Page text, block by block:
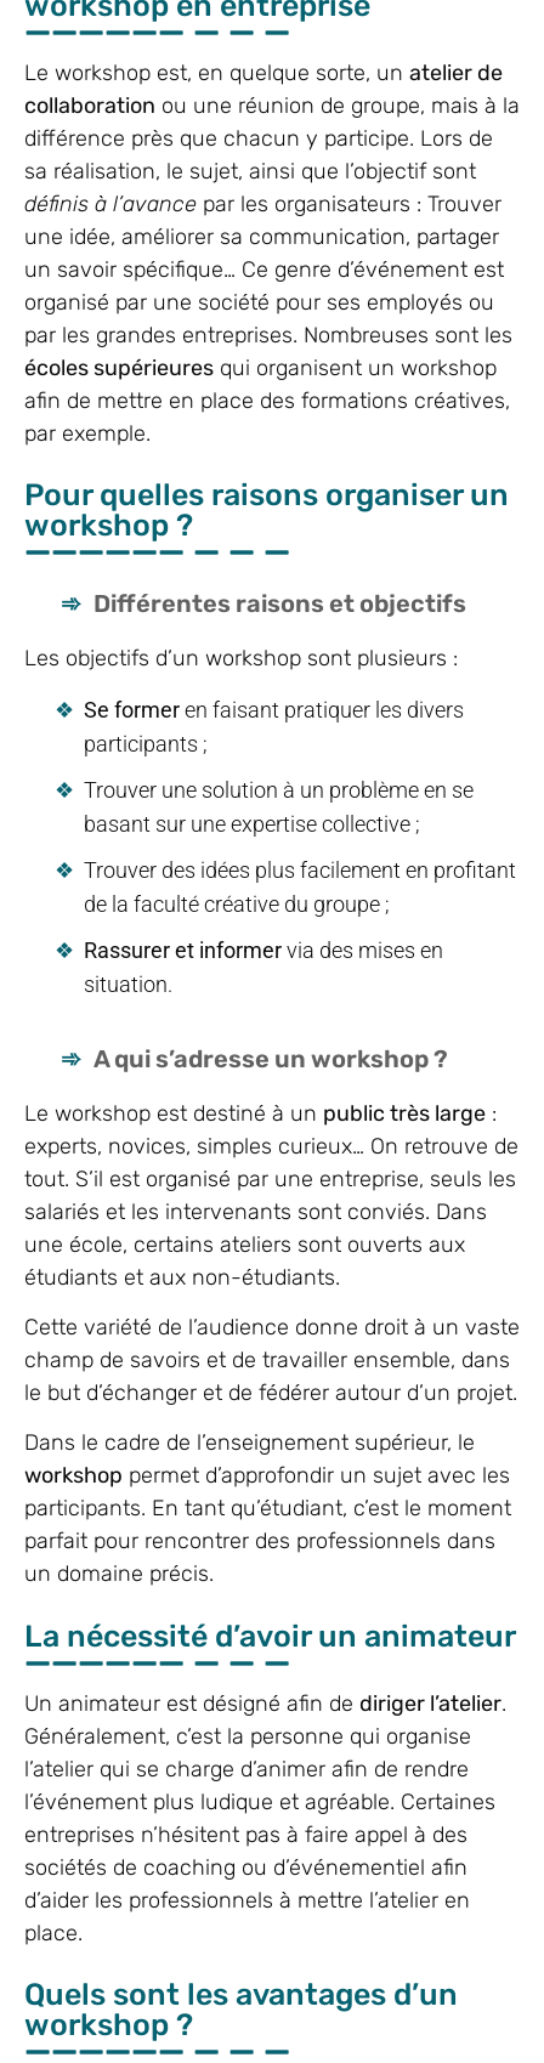
Le workshop est, en quelque sorte, un atelier de
collaboration ou une réunion de groupe, mais à la
différence près que chacun y participe. Lors de
sa réalisation, le sujet, ainsi que l’objectif sont
définis à l’avance par les organisateurs : Trouver
une idée, améliorer sa communication, partager
un savoir spécifique… Ce genre d’événement est
organisé par une société pour ses employés ou
par les grandes entreprises. Nombreuses sont les
écoles supérieures qui organisent un workshop
afin de mettre en place des formations créatives,
par exemple.
Pour quelles raisons organiser un
workshop ?
Différentes raisons et objectifs
Les objectifs d’un workshop sont plusieurs :
Se formeren faisant pratiquer les divers
participants ;
Trouver une solution à un problème en se
basant sur une expertise collective ;
Trouver des idées plus facilement en profitant
de la faculté créative du groupe ;
Rassurer et informervia des mises en
situation.
A qui s’adresse un workshop ?
Le workshop est destiné à un public très large :
experts, novices, simples curieux… On retrouve de
tout. S’il est organisé par une entreprise, seuls les
salariés et les intervenants sont conviés. Dans
une école, certains ateliers sont ouverts aux
étudiants et aux non-étudiants.
Cette variété de l’audience donne droit à un vaste
champ de savoirs et de travailler ensemble, dans
le but d’échanger et de fédérer autour d’un projet.
Dans le cadre de l’enseignement supérieur, le
workshop permet d’approfondir un sujet avec les
participants. En tant qu’étudiant, c’est le moment
parfait pour rencontrer des professionnels dans
un domaine précis.
La nécessité d’avoir un animateur
Un animateur est désigné afin de diriger l’atelier.
Généralement, c’est la personne qui organise
l’atelier qui se charge d’animer afin de rendre
l’événement plus ludique et agréable. Certaines
entreprises n’hésitent pas à faire appel à des
sociétés de coaching ou d’événementiel afin
d’aider les professionnels à mettre l’atelier en
place.
Quels sont les avantages d’un
workshop ?